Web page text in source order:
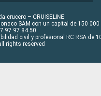
crucero – CRUISELINE
SAM con un capital de 150 000
97 97 84 50
civil y profesional RC RSA de
rights reserved